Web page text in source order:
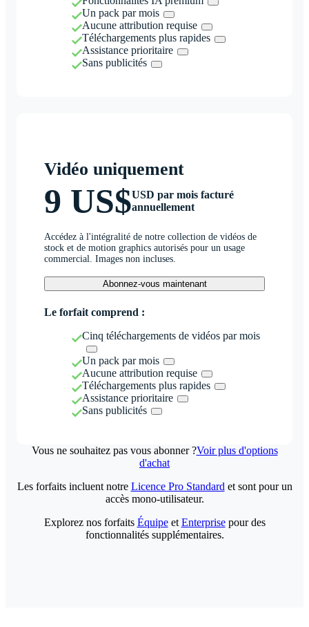
Un pack par mois
Aucune attribution requise
Téléchargements plus rapides
Assistance prioritaire
Sans publicités
Vidéo uniquement
9 US$USD par mois facturé
annuellement
Accédez à l'intégralité de notre collection de vidéos de
stock et de motion graphics autorisés pour un usage
commercial. Images non incluses.
Abonnez-vous maintenant
Le forfait comprend :
Cinq téléchargements de vidéos par mois
Un pack par mois
Aucune attribution requise
Téléchargements plus rapides
Assistance prioritaire
Sans publicités
Vous ne souhaitez pas vous abonner ?Voir plus d'options
d'achat
Les forfaits incluent notre Licence Pro Standard et sont pour un
accès mono-utilisateur.
Explorez nos forfaits Équipeet Enterprisepour des
fonctionnalités supplémentaires.